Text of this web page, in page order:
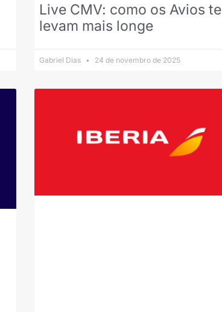
Live CMV: como os Avios te
levam mais longe
Gabriel Dias 24 de novembro de 2025